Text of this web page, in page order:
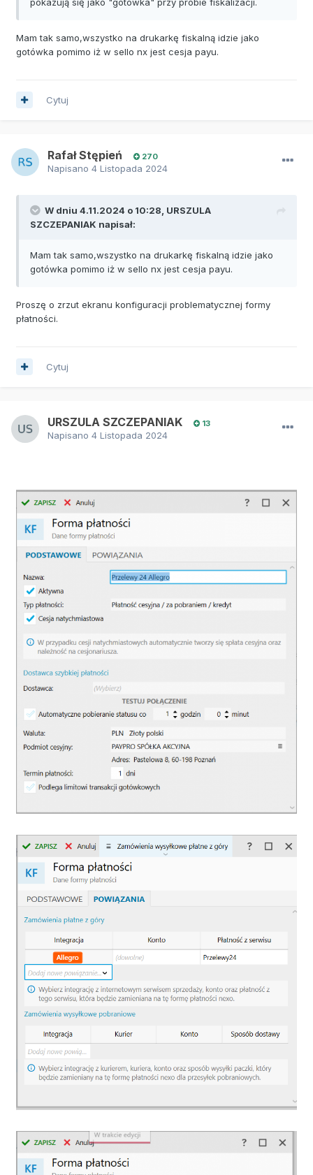
Mam tak samo,wszystko na drukarkę fiskalną idzie jako
gotówka pomimo iż w sello nx jest cesja payu.
Cytuj
Rafał Stępień 270
Napisano 4 Listopada 2024
W dniu 4.11.2024 o 10:28, URSZULA
SZCZEPANIAK napisał:
Mam tak samo,wszystko na drukarkę fiskalną idzie jako
gotówka pomimo iż w sello nx jest cesja payu.
Proszę o zrzut ekranu konfiguracji problematycznej formy
płatności.
Cytuj
URSZULA SZCZEPANIAK 13
Napisano 4 Listopada 2024